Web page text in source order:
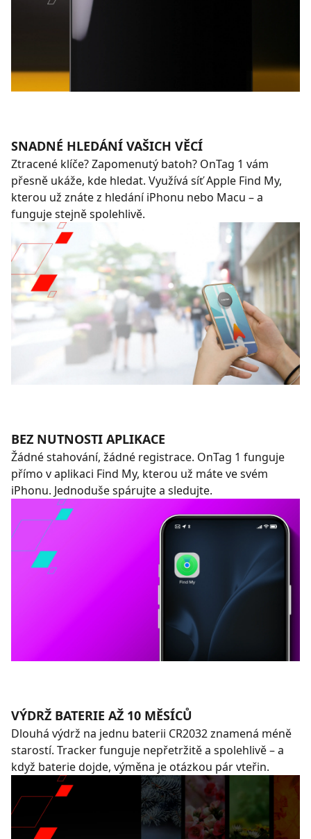
SNADNÉ HLEDÁNÍ VAŠICH VĚCÍ
Ztracené klíče? Zapomenutý batoh? OnTag 1 vám
přesně ukáže, kde hledat. Využívá síť Apple Find My,
kterou už znáte z hledání iPhonu nebo Macu – a
funguje stejně spolehlivě.
BEZ NUTNOSTI APLIKACE
Žádné stahování, žádné registrace. OnTag 1 funguje
přímo v aplikaci Find My, kterou už máte ve svém
iPhonu. Jednoduše spárujte a sledujte.
VÝDRŽ BATERIE AŽ 10 MĚSÍCŮ
Dlouhá výdrž na jednu baterii CR2032 znamená méně
starostí. Tracker funguje nepřetržitě a spolehlivě – a
když baterie dojde, výměna je otázkou pár vteřin.